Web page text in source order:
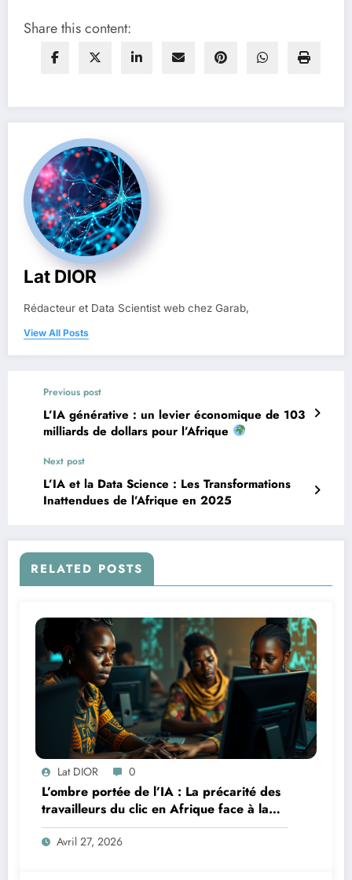
Share this content:
Lat DIOR
Rédacteur et Data Scientist web chez Garab,
View All Posts
Previous post
L’IA générative : un levier économique de 103
milliards de dollars pour l’Afrique
Next post
L’IA et la Data Science : Les Transformations
Inattendues de l’Afrique en 2025
RELATED POSTS
Lat DIOR 0
L’ombre portée de l’IA : La précarité des
travailleurs du clic en Afrique face à la
révolution numérique
Avril 27, 2026